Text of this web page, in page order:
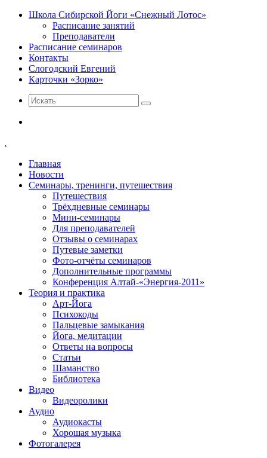
Школа Сибирской Йоги «Снежный Лотос»
Расписание занятий
Преподаватели
Расписание семинаров
Контакты
Слогодский Евгений
Карточки «Зорко»
Искать
.
Главная
Новости
Семинары, тренинги, путешествия
Путешествия
Трёхдневные семинары
Мини-семинары
Для преподавателей
Отзывы о семинарах
Путевые заметки
Фото-отчёты семинаров
Дополнительные программы
Конференция Алтай-«Энергия-2011»
Теория и практика
Арт-Йога
Психокоды
Пальцевые замыкания
Йога, медитации
Ответы на вопросы
Статьи
Шаманство
Библиотека
Видео
Видеоролики
Аудио
Аудиокасты
Хорошая музыка
Фотогалерея